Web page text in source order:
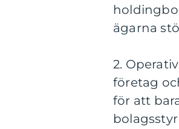
ägarna
2.
företag
för att